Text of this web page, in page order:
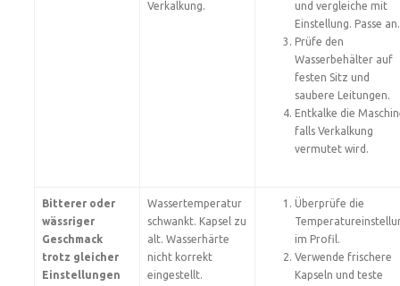
Verkalkung.
und vergleiche mit
Einstellung. Passe an.
Prüfe den
Wasserbehälter auf
festen Sitz und
saubere Leitungen.
Entkalke die
falls Verkalkung
vermutet wird.
Bitterer oder
wässriger
Geschmack
trotz gleicher
Einstellungen
Wassertemperatur
schwankt. Kapsel zu
alt. Wasserhärte
nicht korrekt
eingestellt.
Überprüfe die
im Profil.
Verwende frischere
Kapseln und teste